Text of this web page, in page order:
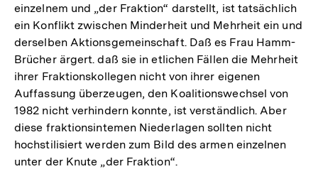
einzelnem und „der Fraktion“ darstellt, ist tatsächlich
ein Konflikt zwischen Minderheit und Mehrheit ein und
derselben Aktionsgemeinschaft. Daß es Frau Hamm-
Brücher ärgert. daß sie in etlichen Fällen die Mehrheit
ihrer Fraktionskollegen nicht von ihrer eigenen
Auffassung überzeugen, den Koalitionswechsel von
1982 nicht verhindern konnte, ist verständlich. Aber
diese fraktionsintemen Niederlagen sollten nicht
hochstilisiert werden zum Bild des armen einzelnen
unter der Knute „der Fraktion“.